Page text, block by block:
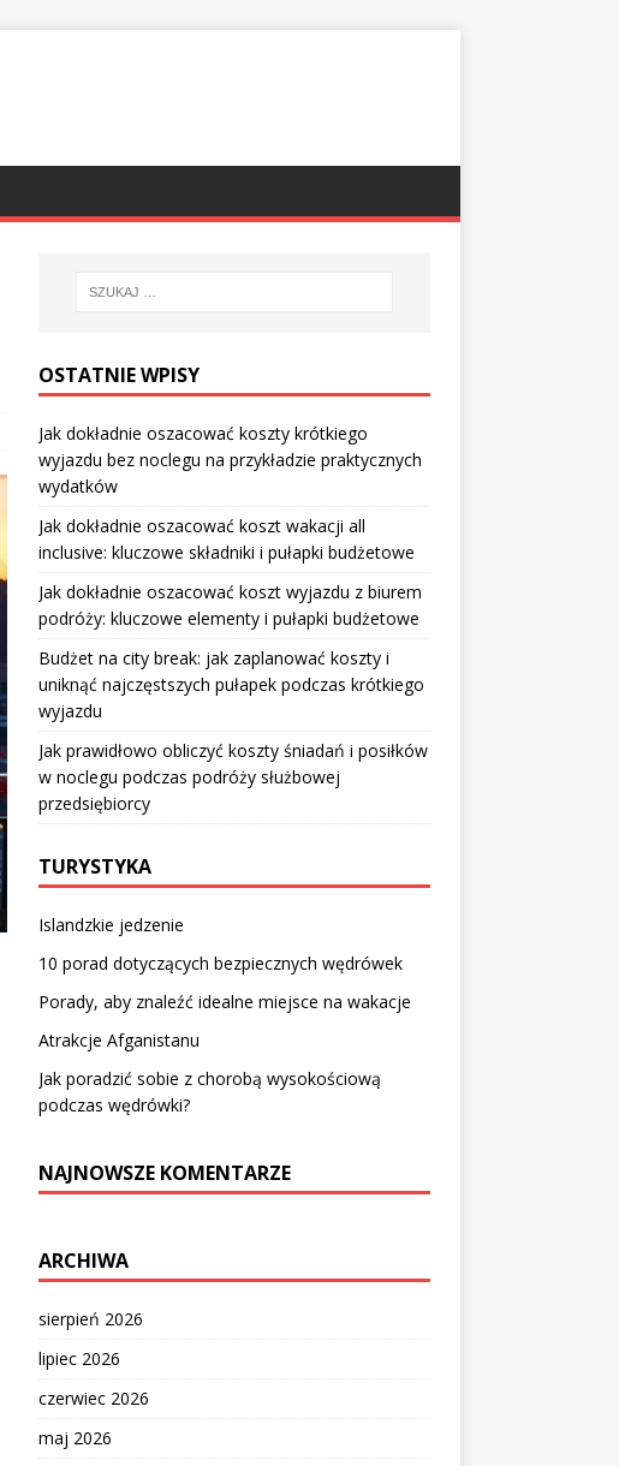
OSTATNIE WPISY
Jak dokładnie oszacować koszty krótkiego
wyjazdu bez noclegu na przykładzie praktycznych
wydatków
Jak dokładnie oszacować koszt wakacji all
inclusive: kluczowe składniki i pułapki budżetowe
Jak dokładnie oszacować koszt wyjazdu z biurem
podróży: kluczowe elementy i pułapki budżetowe
Budżet na city break: jak zaplanować koszty i
uniknąć najczęstszych pułapek podczas krótkiego
wyjazdu
Jak prawidłowo obliczyć koszty śniadań i posiłków
w noclegu podczas podróży służbowej
przedsiębiorcy
TURYSTYKA
Islandzkie jedzenie
10 porad dotyczących bezpiecznych wędrówek
Porady, aby znaleźć idealne miejsce na wakacje
Atrakcje Afganistanu
Jak poradzić sobie z chorobą wysokościową
podczas wędrówki?
NAJNOWSZE KOMENTARZE
ARCHIWA
sierpień 2026
lipiec 2026
czerwiec 2026
maj 2026